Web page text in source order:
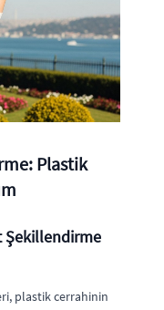
Plastik
Şekillendirme
plastik cerrahinin